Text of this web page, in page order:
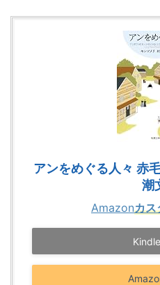
アンをめぐる人々 赤
潮
Amazonカス